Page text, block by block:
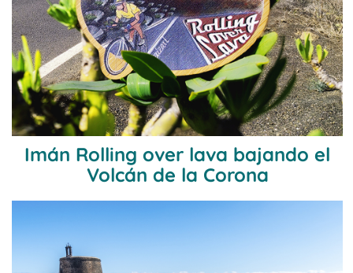
Imán Rolling over lava bajando el
Volcán de la Corona